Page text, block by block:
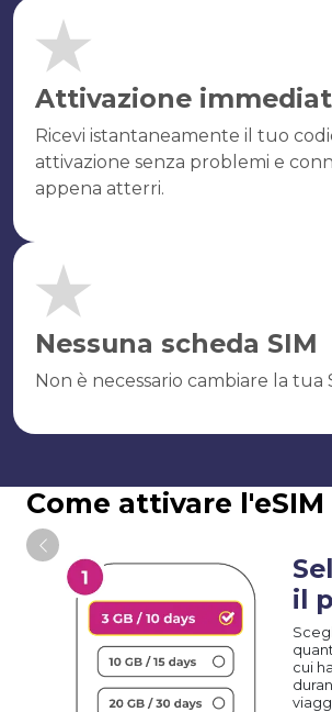
Attivazione
Ricevi istantaneamente il tuo
attivazione senza problemi e
appena atterri.
Nessuna scheda SIM
Non è necessario cambiare la tua
Come attivare l'eSIM
il
cui